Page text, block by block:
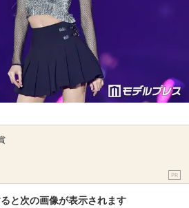
PR
と次の画像が表示されます